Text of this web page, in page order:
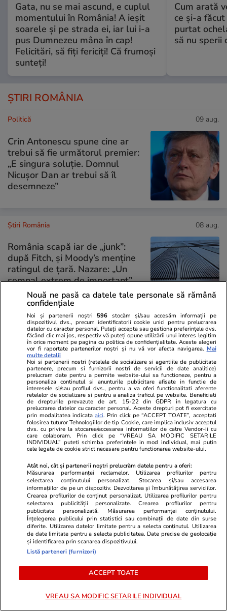
Gata, nu se mai ascund, e cuplul
momentului în România! A ieșit
soarele și pe strada ei, iar lui i-a
pus Dumnezeu mâna în cap!
Felicitări, să fiți fericiți! Că frumoși
sunteți!
Cum arată
ce și-a
purtat
să nu sperii
ȘTIRI ROMÂNIA
Politică 09 aug.
Crin Antonescu spune cine ar
trebui să fie următorul premier:
„E singura soluție. Domnul
Nicușor Dan ar trebui să îl
desemneze”
Știri România 08 aug.
România scapă iar de „junk”:
după Fitch, și Moody’s menține
ratingul de țară. Nazare: „Un
semnal extrem de important”.
Ce spune Nicușor Dan
PARTENERI
Adevarul.ro
SURSE Noile condiții puse de
Bolojan pentru a vota un guvern
Fanatik.ro
El este
fanii lui
„History
PARTENERI
Nouă ne pasă ca datele tale personale să rămână
confidențiale
Noi și partenerii noștri 596 stocăm și/sau accesăm informații pe
dispozitivul dvs., precum identificatorii cookie unici pentru prelucrarea
datelor cu caracter personal. Puteți accepta sau gestiona preferințele dvs.
făcând clic mai jos, respectiv vă puteți opune utilizării unui interes legitim
în orice moment pe pagina cu politica de confidențialitate. Aceste alegeri
vor fi raportate partenerilor noștri și nu vă vor afecta navigarea. Mai
multe detalii
Noi si partenerii nostri (retelele de socializare si agentiile de publicitate
partenere, precum si furnizorii nostri de servicii de date analitice)
prelucram date pentru a permite website-ului sa functioneze, pentru a
personaliza continutul si anunturile publicitare afisate in functie de
interesele si/sau profilul dvs., pentru a va oferi functionalitati aferente
retelelor de socializare si pentru a analiza traficul pe website. Beneficiati
de drepturile prevazute de art. 15-22 din GDPR in legatura cu
prelucrarea datelor cu caracter personal. Aceste drepturi pot fi exercitate
prin modalitatea indicataaici. Prin click pe “ACCEPT TOATE”, acceptati
folosirea tuturor Tehnologiilor de tip Cookie, care implica inclusiv acceptul
dvs. cu privire la stocarea/accesarea informatiilor de catre Vendor-ii cu
care colaboram. Prin click pe “VREAU SA MODIFIC SETARILE
INDIVIDUAL” puteti schimba preferintele in mod individual, mai putin
cele legate de cookie strict necesare pentru functionarea website-ului.
Atât noi, cât și partenerii noștri prelucrăm datele pentru a oferi:
Măsurarea performanței reclamelor. Utilizarea profilurilor pentru
selectarea conținutului personalizat. Stocarea și/sau accesarea
informațiilor de pe un dispozitiv. Dezvoltarea și îmbunătățirea serviciilor.
Crearea profilurilor de conținut personalizat. Utilizarea profilurilor pentru
selectarea publicității personalizate. Crearea profilurilor pentru
publicitate personalizată. Măsurarea performanței conținutului.
Înțelegerea publicului prin statistici sau combinații de date din surse
diferite. Utilizarea datelor limitate pentru a selecta conținutul. Utilizarea
de date limitate pentru a selecta publicitatea. Date precise de geolocație
și identificarea prin scanarea dispozitivului.
Listă parteneri (furnizori)
ACCEPT TOATE
VREAU SA MODIFIC SETARILE INDIVIDUAL